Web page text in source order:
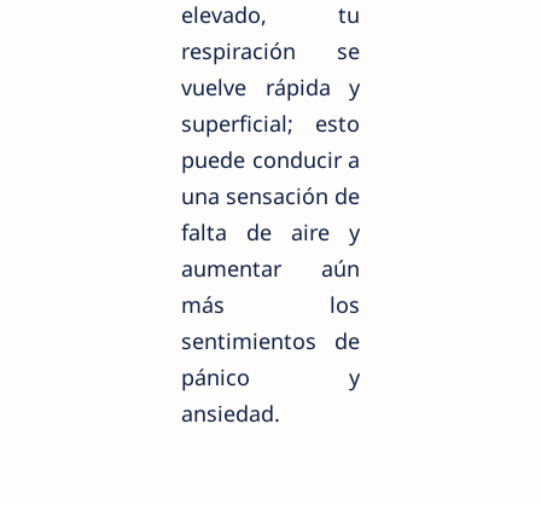
elevado, tu
respiración se
vuelve rápida y
superficial; esto
puede conducir a
una sensación de
falta de aire y
aumentar aún
más los
sentimientos de
pánico y
ansiedad.